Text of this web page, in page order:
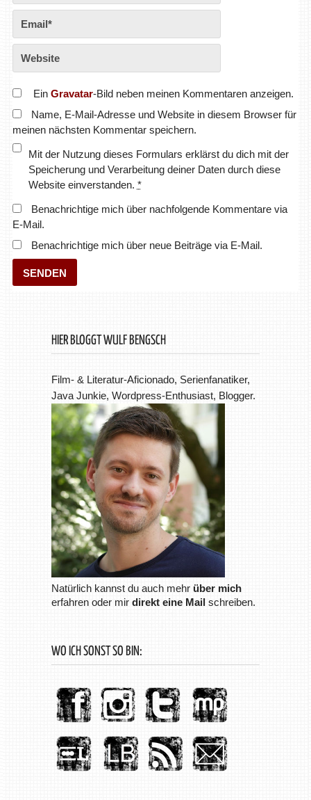
Ein Gravatar-Bild neben meinen Kommentaren anzeigen.
Name, E-Mail-Adresse und Website in diesem Browser für
meinen nächsten Kommentar speichern.
Mit der Nutzung dieses Formulars erklärst du dich mit der
Speicherung und Verarbeitung deiner Daten durch diese
Website einverstanden. *
Benachrichtige mich über nachfolgende Kommentare via
E-Mail.
Benachrichtige mich über neue Beiträge via E-Mail.
HIER BLOGGT WULF BENGSCH
Film- & Literatur-Aficionado, Serienfanatiker,
Java Junkie, Wordpress-Enthusiast, Blogger.
Natürlich kannst du auch mehr über mich
erfahren oder mir direkt eine Mailschreiben.
WO ICH SONST SO BIN: